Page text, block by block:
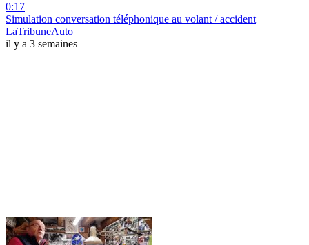
0:17
Simulation conversation téléphonique au volant / accident
LaTribuneAuto
il y a 3 semaines